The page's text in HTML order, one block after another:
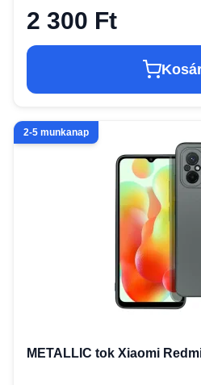
2 300 Ft
2-5 munkanap
METALLIC tok Xiaomi